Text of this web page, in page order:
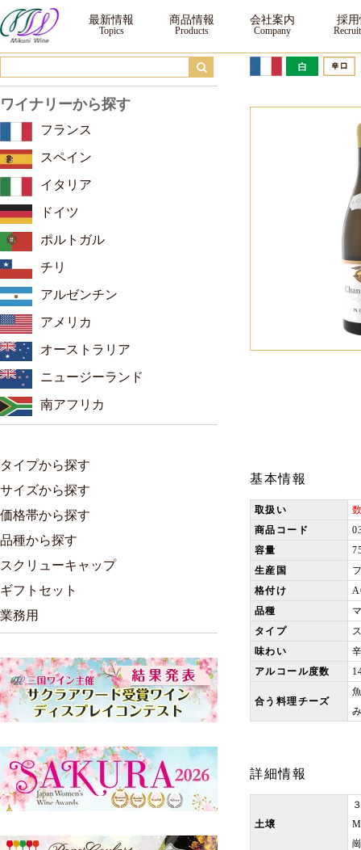
M.シャプティエ エルミタージュ シャンタルエット ブラン ｜ ワイン ｜三国ワ
最新情報 商品情報 会社案内 採
基本情報
取扱い
商品コード
容量
生産国
格付け
品種
タイプ
味わい
アルコール度数
合う料理チーズ
詳細情報
土壌
ワイナリーから探す
フランス
スペイン
イタリア
ドイツ
ポルトガル
チリ
アルゼンチン
アメリカ
オーストラリア
ニュージーランド
南アフリカ
タイプから探す
サイズから探す
価格帯から探す
品種から探す
スクリューキャップ
ギフトセット
業務用